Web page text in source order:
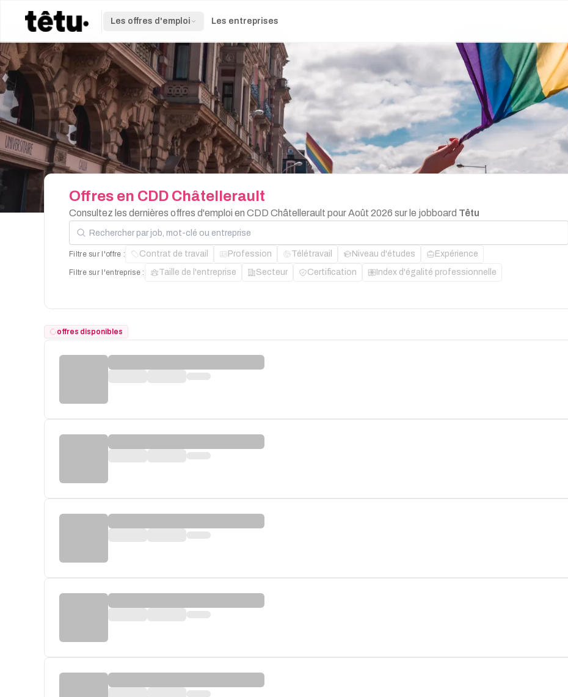
Les offres d'emploi Les entreprises
Offres en CDD Châtellerault
Consultez les dernières offres d'emploi en CDD Châtellerault pour Août 2026 sur le jobboard Têtu
Rechercher par job, mot-clé ou entreprise
Filtre sur l'offre : Contrat de travail Profession Télétravail Niveau d'études Expérience
Filtre sur l'entreprise : Taille de l'entreprise Secteur Certification Index d'égalité professionnelle
offres disponibles